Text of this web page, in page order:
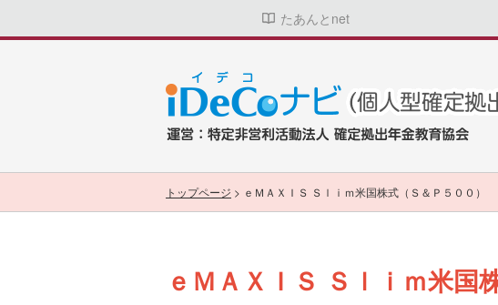
たあんとnet
トップページ > ｅＭＡＸＩＳ Ｓｌｉｍ米国株式（Ｓ＆Ｐ５００）
ｅＭＡＸＩＳ Ｓｌｉｍ米国